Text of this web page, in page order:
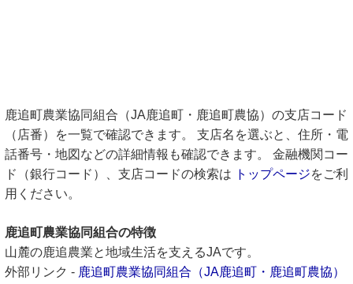
鹿追町農業協同組合（JA鹿追町・鹿追町農協）の支店コード
（店番）を一覧で確認できます。 支店名を選ぶと、住所・電
話番号・地図などの詳細情報も確認できます。 金融機関コー
ド（銀行コード）、支店コードの検索は
トップページをご利
用ください。
鹿追町農業協同組合の特徴
山麓の鹿追農業と地域生活を支えるJAです。
外部リンク - 鹿追町農業協同組合（JA鹿追町・鹿追町農協）